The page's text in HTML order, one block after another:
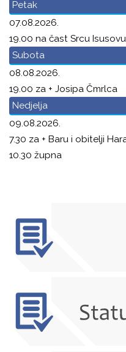
Petak
07.08.2026.
19.00 na čast Srcu
Subota
08.08.2026.
19.00 za + Josipa Čmrlca
Nedjelja
09.08.2026.
7.30 za + Baru i obitelji
10.30 župna